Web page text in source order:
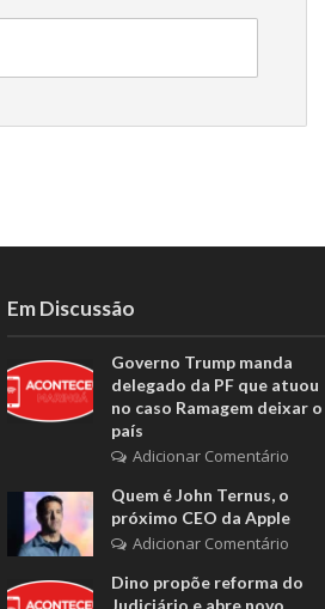
Em Discussão
Governo Trump manda
delegado da PF que atuou
no caso Ramagem deixar o
país
Adicionar Comentário
Quem é John Ternus, o
próximo CEO da Apple
Adicionar Comentário
Dino propõe reforma do